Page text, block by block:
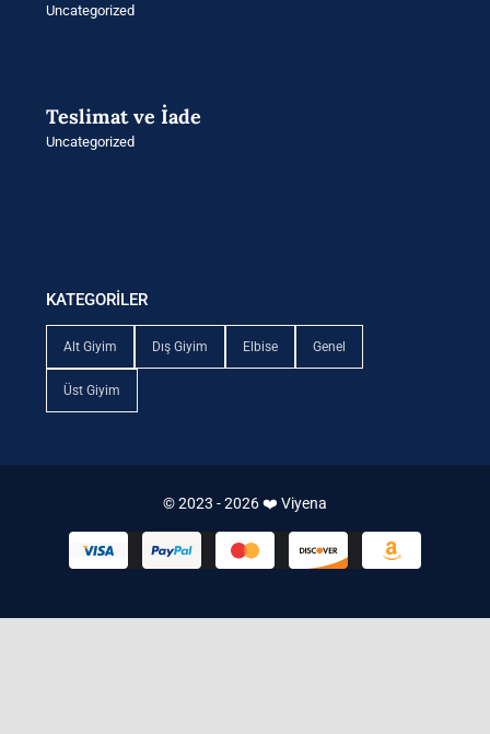
Uncategorized
Teslimat ve İade
Uncategorized
KATEGORİLER
Alt Giyim Dış Giyim Elbise Genel
Üst Giyim
© 2023 - 2026 ❤️ Viyena